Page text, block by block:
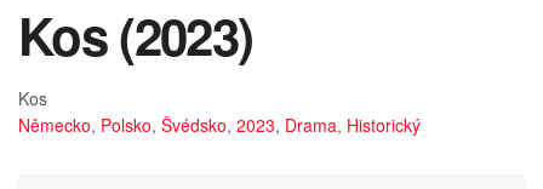
Kos (2023)
Kos
Německo, Polsko, Švédsko, 2023, Drama, Historický